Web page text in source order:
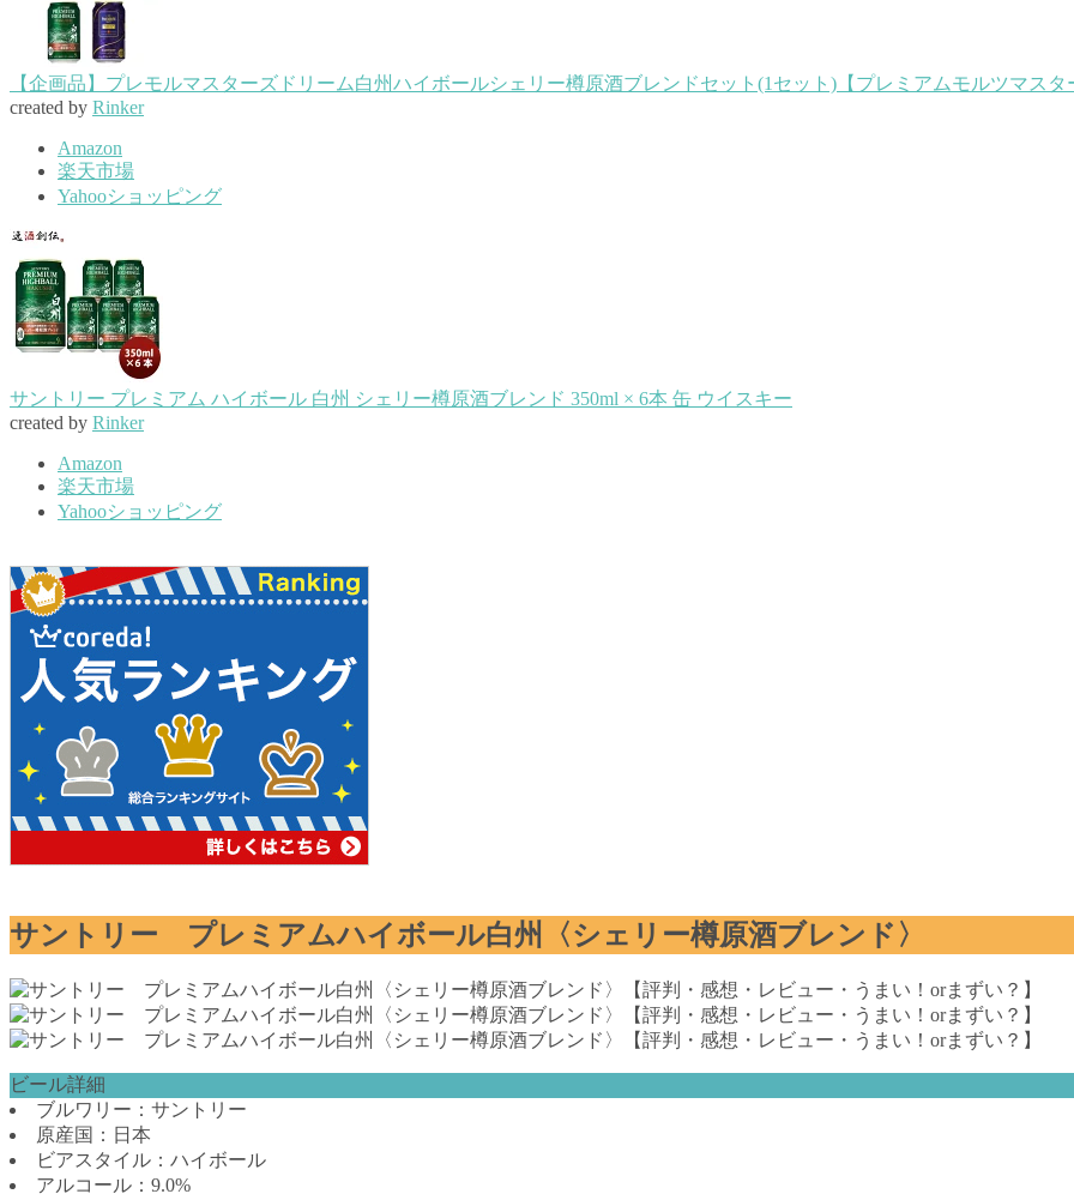
【企画品】プレモルマスターズドリーム白州ハイボールシェリー樽原酒ブレンドセット(1セット)【プレミアムモルツマスタ
created by Rinker
Amazon
楽天市場
Yahooショッピング
サントリー プレミアム ハイボール 白州 シェリー樽原酒ブレンド 350ml × 6本 缶 ウイスキー
created by Rinker
Amazon
楽天市場
Yahooショッピング
サントリー プレミアムハイボール白州〈シェリー樽原酒ブレンド〉
ビール詳細
ブルワリー：サントリー
原産国：日本
ビアスタイル：ハイボール
アルコール：9.0%